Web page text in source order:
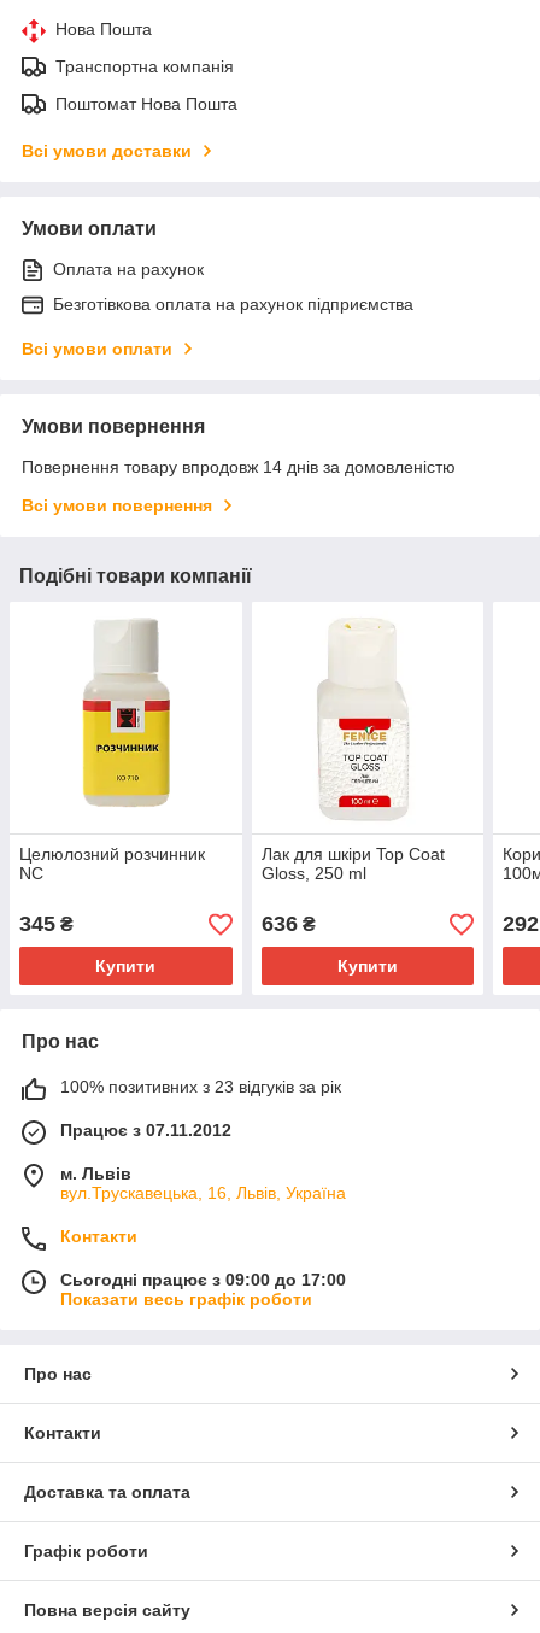
Нова Пошта
Транспортна компанія
Поштомат Нова Пошта
Всі умови доставки
Умови оплати
Оплата на рахунок
Безготівкова оплата на рахунок підприємства
Всі умови оплати
Умови повернення
Повернення товару впродовж 14 днів за домовленістю
Всі умови повернення
Подібні товари компанії
Целюлозний розчинник
NC
345 ₴
Купити
Лак для шкіри Top Coat
Gloss, 250 ml
636₴
Купити
292
Про нас
100% позитивних з 23 відгуків за рік
Працює з 07.11.2012
м. Львів
вул.Трускавецька, 16, Львів, Україна
Контакти
Сьогодні працює з 09:00 до 17:00
Показати весь графік роботи
Про нас
Контакти
Доставка та оплата
Графік роботи
Повна версія сайту